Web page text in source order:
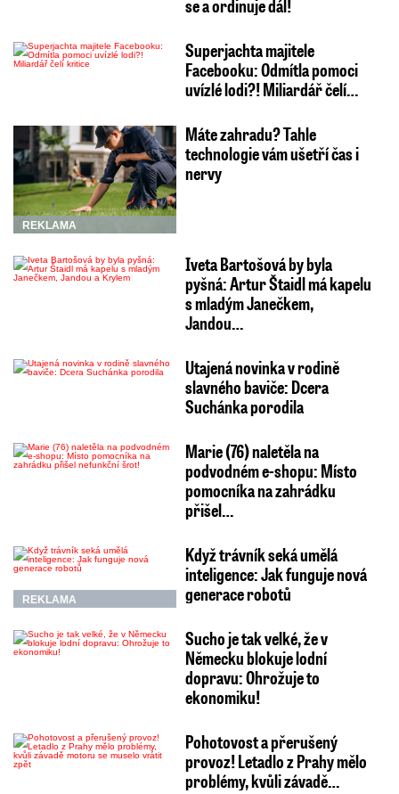
se a ordinuje dál!
Superjachta majitele
Facebooku: Odmítla pomoci
uvízlé lodi?! Miliardář čelí…
REKLAMA
Máte zahradu? Tahle
technologie vám ušetří čas i
nervy
Iveta Bartošová by byla
pyšná: Artur Štaidl má kapelu
s mladým Janečkem,
Jandou…
Utajená novinka v rodině
slavného baviče: Dcera
Suchánka porodila
Marie (76) naletěla na
podvodném e-shopu: Místo
pomocníka na zahrádku
přišel…
REKLAMA
Když trávník seká umělá
inteligence: Jak funguje nová
generace robotů
Sucho je tak velké, že v
Německu blokuje lodní
dopravu: Ohrožuje to
ekonomiku!
Pohotovost a přerušený
provoz! Letadlo z Prahy mělo
problémy, kvůli závadě…